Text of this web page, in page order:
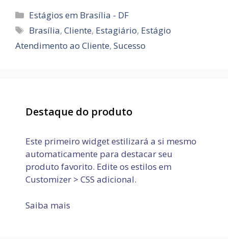
Categorias
Estágios em Brasília - DF
Tags
Brasília,Cliente, Estagiário, Estágio
Atendimento ao Cliente, Sucesso
Destaque do produto
Este primeiro widget estilizará a si mesmo
automaticamente para destacar seu
produto favorito. Edite os estilos em
Customizer > CSS adicional.
Saiba mais